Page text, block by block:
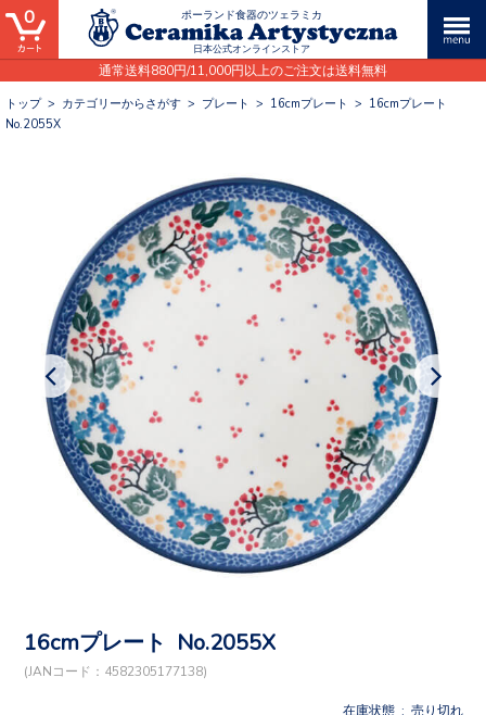
ポーランド食器のツェラミカ
日本公式オンラインストア
通常送料880円/11,000円以上のご注文は送料無料
0
トップ> カテゴリーからさがす > プレート > 16cmプレート > 16cmプレート
No.2055X
16cmプレート No.2055X
(JANコード：4582305177138)
在庫状態 : 売り切れ